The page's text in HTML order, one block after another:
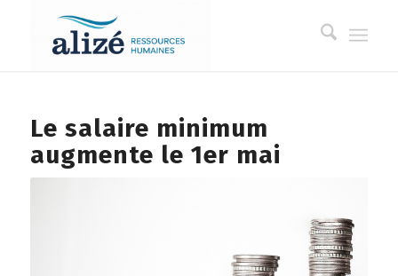
Le salaire minimum
augmente le 1er mai